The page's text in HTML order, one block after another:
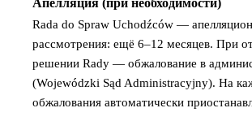
Апелляция (при необходимости)
Rada do Spraw Uchodźców —
рассмотрения: ещё 6–12 месяцев. При
решении Rady — обжалование в
(Wojewódzki Sąd Administracyjny). На
обжалования автоматически